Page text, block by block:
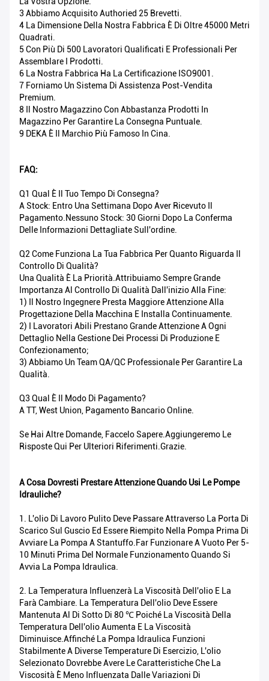
3 Abbiamo Acquisito Authoried 25 Brevetti.
4 La Dimensione Della Nostra Fabbrica È Di Oltre 45000 Metri
Quadrati.
5 Con Più Di 500 Lavoratori Qualificati E Professionali Per
Assemblare I Prodotti.
6 La Nostra Fabbrica Ha La Certificazione ISO9001.
7 Forniamo Un Sistema Di Assistenza Post-Vendita
Premium.
8 Il Nostro Magazzino Con Abbastanza Prodotti In
Magazzino Per Garantire La Consegna Puntuale.
9 DEKA È Il Marchio Più Famoso In Cina.
FAQ:
Q1 Qual È Il Tuo Tempo Di Consegna?
A Stock: Entro Una Settimana Dopo Aver Ricevuto Il
Pagamento.Nessuno Stock: 30 Giorni Dopo La Conferma
Delle Informazioni Dettagliate Sull'ordine.
Q2 Come Funziona La Tua Fabbrica Per Quanto Riguarda Il
Controllo Di Qualità?
Una Qualità È La Priorità.Attribuiamo Sempre Grande
Importanza Al Controllo Di Qualità Dall'inizio Alla Fine:
1) Il Nostro Ingegnere Presta Maggiore Attenzione Alla
Progettazione Della Macchina E Installa Continuamente.
2) I Lavoratori Abili Prestano Grande Attenzione A Ogni
Dettaglio Nella Gestione Dei Processi Di Produzione E
Confezionamento;
3) Abbiamo Un Team QA/QC Professionale Per Garantire La
Qualità.
Q3 Qual È Il Modo Di Pagamento?
A TT, West Union, Pagamento Bancario Online.
Se Hai Altre Domande, Faccelo Sapere.Aggiungeremo Le
Risposte Qui Per Ulteriori Riferimenti.Grazie.
A Cosa Dovresti Prestare Attenzione Quando Usi Le Pompe
Idrauliche?
1. L'olio Di Lavoro Pulito Deve Passare Attraverso La Porta Di
Scarico Sul Guscio Ed Essere Riempito Nella Pompa Prima Di
Avviare La Pompa A Stantuffo.Far Funzionare A Vuoto Per 5-
10 Minuti Prima Del Normale Funzionamento Quando Si
Avvia La Pompa Idraulica.
2. La Temperatura Influenzerà La Viscosità Dell'olio E La
Farà Cambiare. La Temperatura Dell'olio Deve Essere
Mantenuta Al Di Sotto Di 80 ℃ Poiché La Viscosità Della
Temperatura Dell'olio Aumenta E La Viscosità
Diminuisce.Affinché La Pompa Idraulica Funzioni
Stabilmente A Diverse Temperature Di Esercizio, L'olio
Selezionato Dovrebbe Avere Le Caratteristiche Che La
Viscosità È Meno Influenzata Dalle Variazioni Di